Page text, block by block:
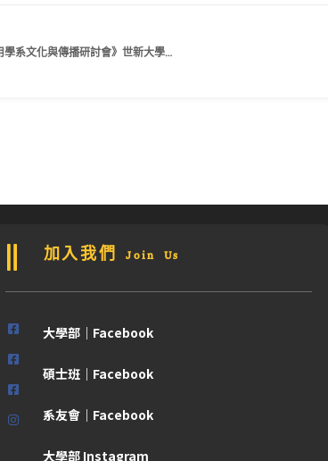
【研討會徵稿】《2026世新大學英語暨傳播應用學系文化與傳播研討會》世新大學英語暨傳播應用學系
加入我們 Join Us
大學部｜Facebook
碩士班｜Facebook
系友會｜Facebook
大學部 Instagram